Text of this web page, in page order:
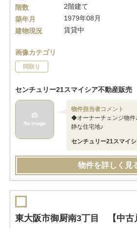
階数
2階建て
築年月
1979年08月
建物現況
賃貸中
画像カテゴリ
間取り
センチュリー21スマイシア不動産販売
物件担当者コメント
◆オーナーチェンジ物
静な住宅地♪
センチュリー21スマイ
物件を詳しく見
東大阪市御厨南3丁目 【中古